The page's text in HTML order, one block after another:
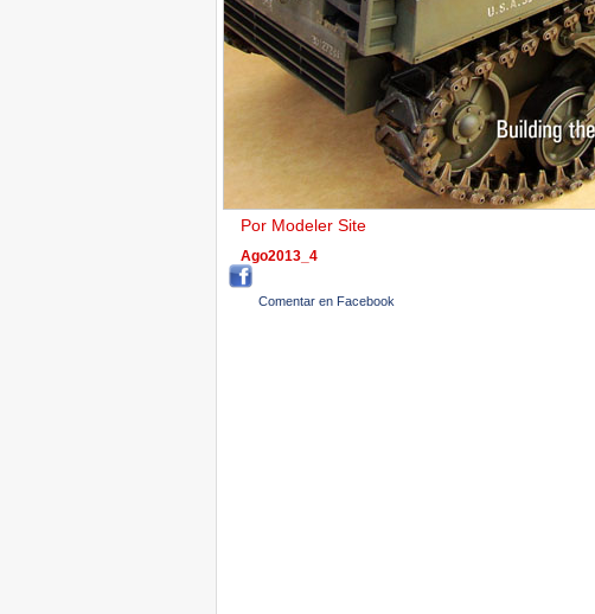
Por Modeler Site
Ago2013_4
Comentar en Facebook